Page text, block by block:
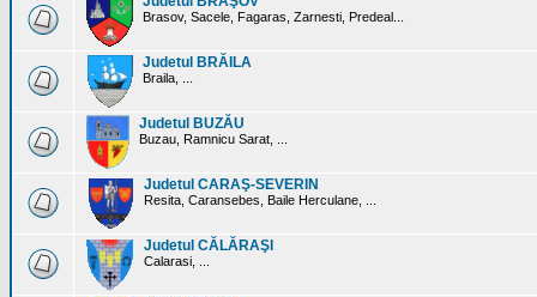
Brasov, Sacele, Fagaras, Zarnesti, Predeal...
Judetul BRĂILA
Braila, ...
Judetul BUZĂU
Buzau, Ramnicu Sarat, ...
Judetul CARAŞ-SEVERIN
Resita, Caransebes, Baile Herculane, ...
Judetul CĂLĂRAŞI
Calarasi, ...